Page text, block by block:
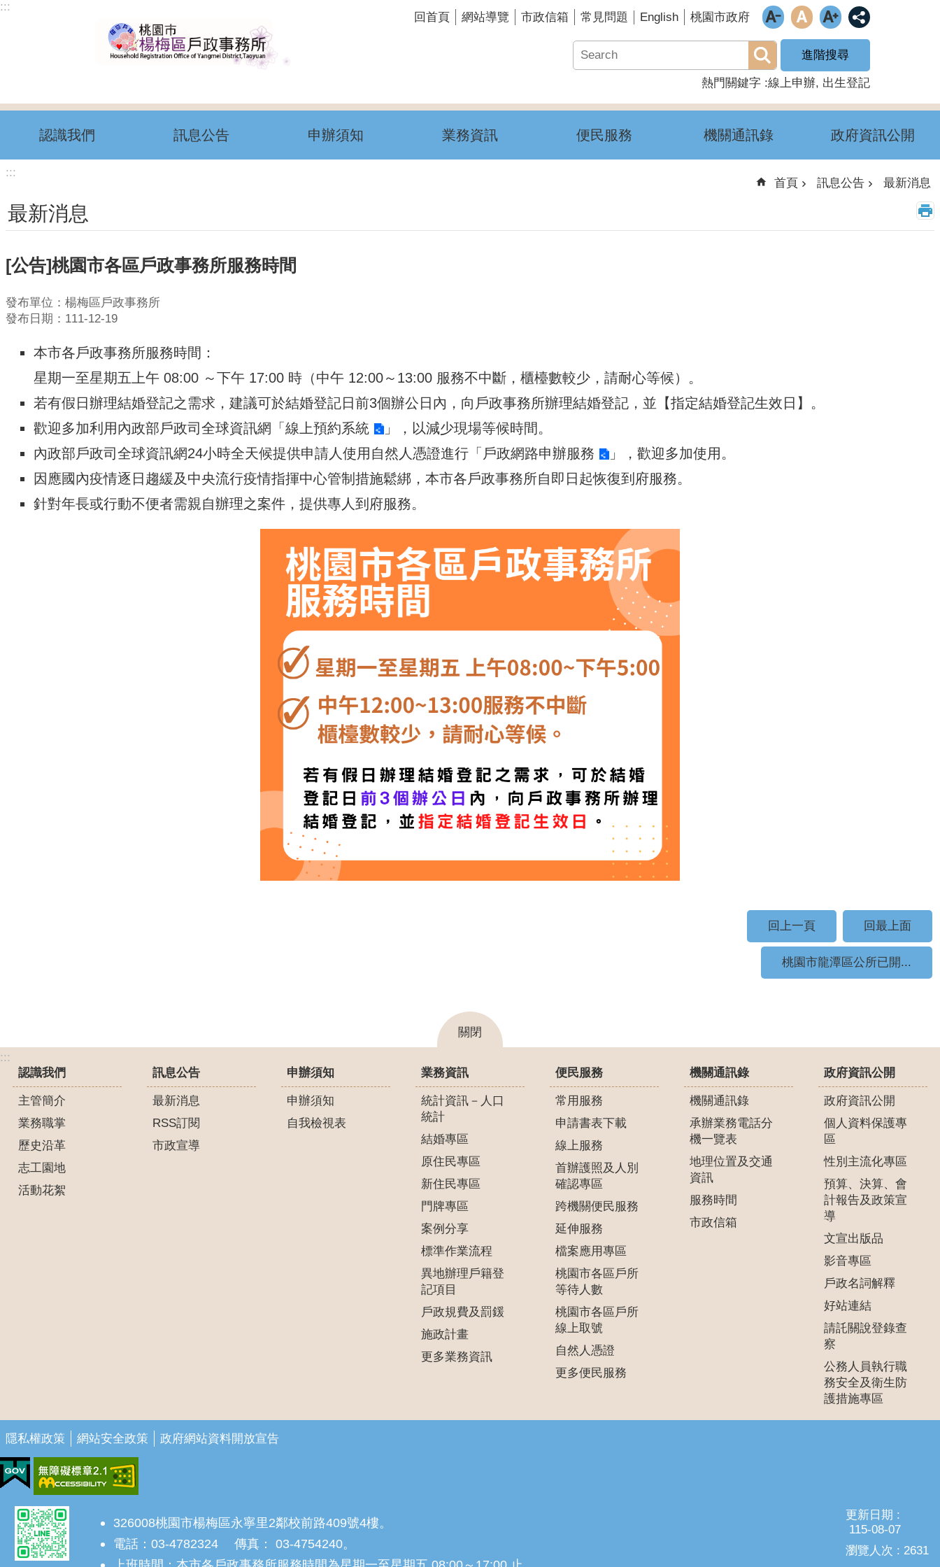
跳到主要內容區塊
:::
回首頁 網站導覽 市政信箱 常見問題 English 桃園市政府
進階搜尋
熱門關鍵字 線上申辦 出生登記
認識我們 訊息公告 申辦須知 業務資訊 便民服務 機關通訊錄 政府資訊公開
:::
首頁 訊息公告 最新消息
最新消息
[公告]桃園市各區戶政事務所服務時間
發布單位：楊梅區戶政事務所
發布日期：111-12-19
本市各戶政事務所服務時間：
星期一至星期五上午 08:00 ～下午 17:00 時（中午 12:00～13:00 服務不中斷，櫃檯數較少，請耐心等候）。
若有假日辦理結婚登記之需求，建議可於結婚登記日前3個辦公日內，向戶政事務所辦理結婚登記，並【指定結婚登記生效日】。
歡迎多加利用內政部戶政司全球資訊網「 線上預約系統
」，以減少現場等候時間。
內政部戶政司全球資訊網24小時全天候提供申請人使用自然人憑證進行「 戶政網路申辦服務
」，歡迎多加使用。
因應國內疫情逐日趨緩及中央流行疫情指揮中心管制措施鬆綁，本市各戶政事務所自即日起恢復到府服務。
針對年長或行動不便者需親自辦理之案件，提供專人到府服務。
回上一頁 回最上面
桃園市龍潭區公所已開...
關閉
:::
認識我們
主管簡介
業務職掌
歷史沿革
志工園地
活動花絮
訊息公告
最新消息
RSS訂閱
市政宣導
申辦須知
申辦須知
自我檢視表
業務資訊
統計資訊－人口
統計
結婚專區
原住民專區
新住民專區
門牌專區
案例分享
標準作業流程
異地辦理戶籍登
記項目
戶政規費及罰鍰
施政計畫
更多業務資訊
便民服務
常用服務
申請書表下載
線上服務
首辦護照及人別
確認專區
跨機關便民服務
延伸服務
檔案應用專區
桃園市各區戶所
等待人數
桃園市各區戶所
線上取號
自然人憑證
更多便民服務
機關通訊錄
機關通訊錄
承辦業務電話分
機一覽表
地理位置及交通
資訊
服務時間
市政信箱
政府資訊公開
政府資訊公開
個人資料保護專
區
性別主流化專區
預算、決算、會
計報告及政策宣
導
文宣出版品
影音專區
戶政名詞解釋
好站連結
請託關說登錄查
察
公務人員執行職
務安全及衛生防
護措施專區
隱私權政策 網站安全政策 政府網站資料開放宣告
326008桃園市楊梅區永寧里2鄰校前路409號4樓。
電話：03-4782324 傳真： 03-4754240。
更新日期
115-08-07
瀏覽人次
2631